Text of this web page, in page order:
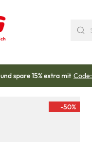
und spare 15% extra mit Code:
-50%